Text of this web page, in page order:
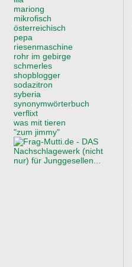
mariong
mikrofisch
österreichisch
pepa
riesenmaschine
rohr im gebirge
schmerles
shopblogger
sodazitron
syberia
synonymwörterbuch
verflixt
was mit tieren
"zum jimmy"